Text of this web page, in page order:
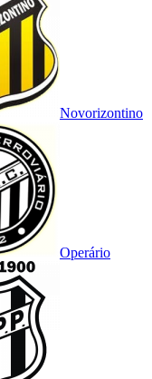
Novorizontino
Operário